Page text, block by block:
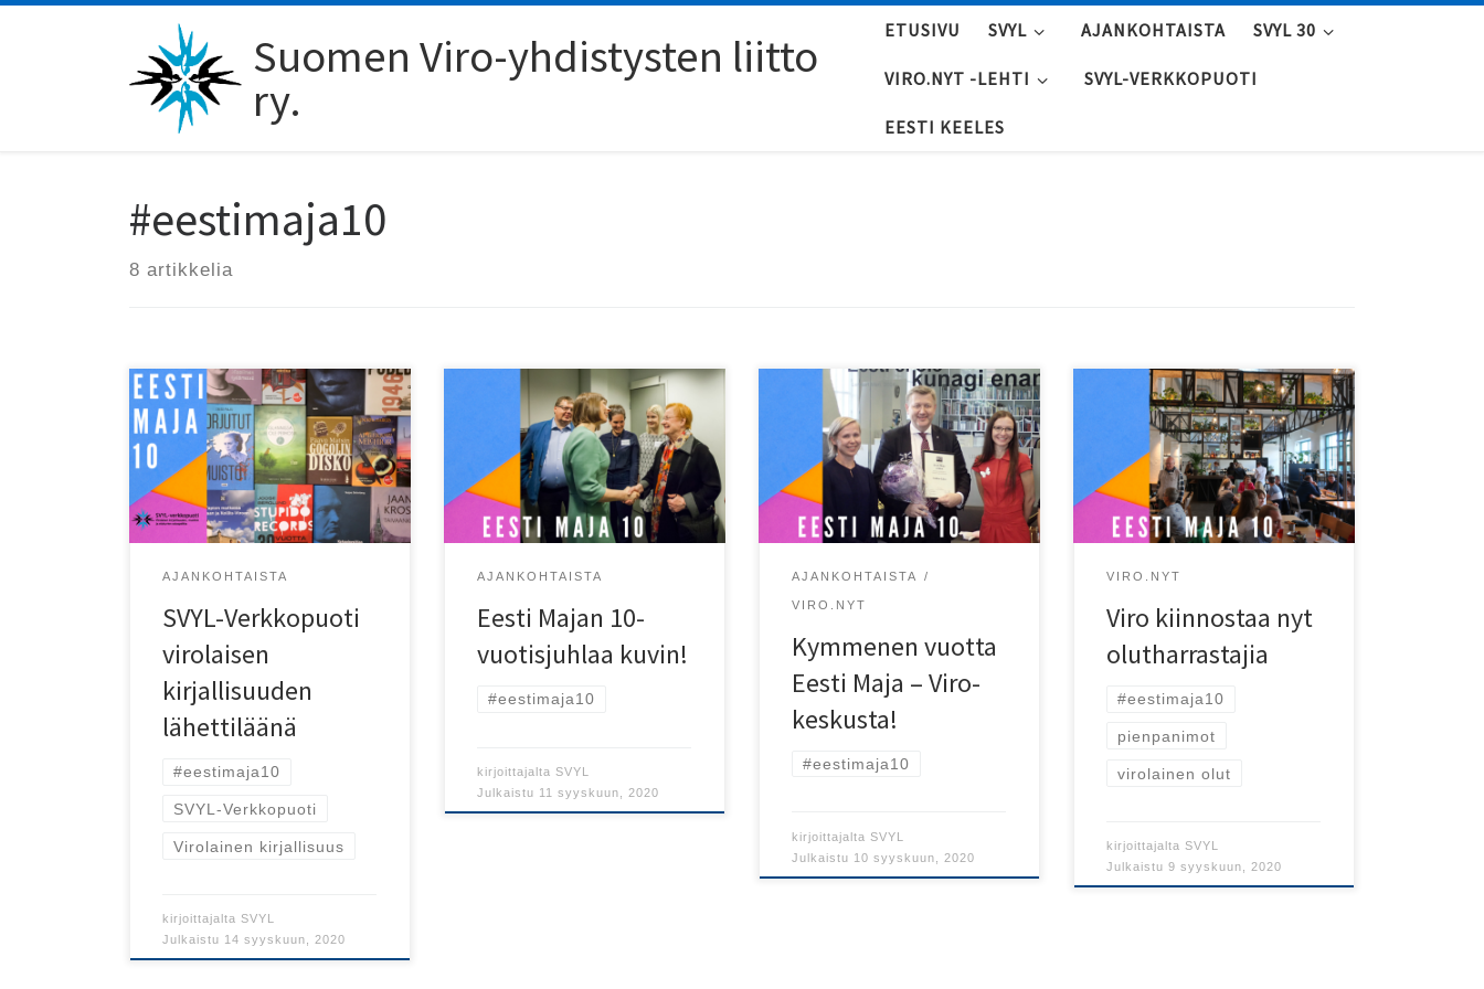
Suomen Viro-yhdistysten liitto
ry.
ETUSIVU SVYL AJANKOHTAISTA SVYL 30
VIRO.NYT -LEHTI SVYL-VERKKOPUOTI
EESTI KEELES
#eestimaja10
8 artikkelia
Tutustu SVYL-Verkkopuodin
suosituimpiin tuotteisiin ja Eesti
Maja 10 -tarjouksiin!
AJANKOHTAISTA
SVYL-Verkkopuoti
virolaisen
kirjallisuuden
lähettiläänä
#eestimaja10
SVYL-Verkkopuoti
Virolainen kirjallisuus
kirjoittajaltaSVYL
Julkaistu 14 syyskuun, 2020
Eesti Majan 10-vuotisjuhlan
kunniaksi keräsimme kokoon
kuvia vuosien varrelta. Flickr-
albumista löytyy kuvia Viro-
keskuksen avajaisista näihin
päiviin asti.
AJANKOHTAISTA
Eesti Majan 10-
vuotisjuhlaa kuvin!
#eestimaja10
kirjoittajaltaSVYL
Julkaistu 11 syyskuun, 2020
viro.nyt haastatteli Valdar Liiveä,
Enterprise Estonian (EAS)
Helsingin edustuston
pitkäaikaista johtajaa.
#eestimaja10
AJANKOHTAISTA
VIRO.NYT
Kymmenen vuotta
Eesti Maja – Viro-
keskusta!
#eestimaja10
kirjoittajaltaSVYL
Julkaistu 10 syyskuun, 2020
Tallinnasta löytyy laadukkaitten
olutravintoloitten lisäksi myös
panimoravintoloita ja
olutkauppoja.
VIRO.NYT
Viro kiinnostaa nyt
olutharrastajia
#eestimaja10
pienpanimot
virolainen olut
kirjoittajaltaSVYL
Julkaistu9 syyskuun, 2020